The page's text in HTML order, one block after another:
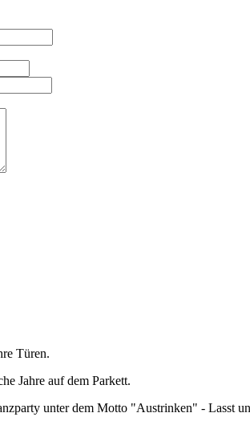
Türen.
Jahre auf dem Parkett.
unter dem Motto "Austrinken" - Lasst